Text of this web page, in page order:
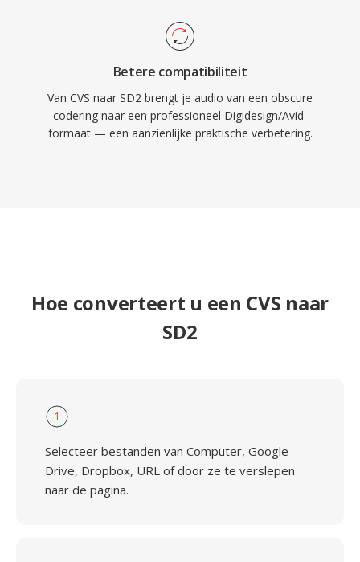
Betere compatibiliteit
Van CVS naar SD2 brengt je audio van een obscure
codering naar een professioneel Digidesign/Avid-
formaat — een aanzienlijke praktische verbetering.
Hoe converteert u een CVS naar
SD2
1
Selecteer bestanden van Computer, Google
Drive, Dropbox, URL of door ze te verslepen
naar de pagina.